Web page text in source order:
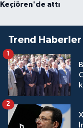
Keçiören'de attı
Trend Haberler
1
2